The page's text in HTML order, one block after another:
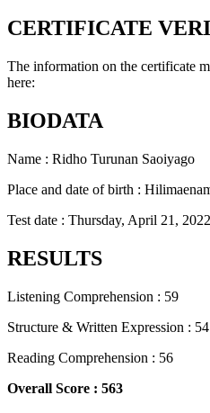
CERTIFICATE
The information on the certificate
here:
BIODATA
Name : Ridho Turunan Saoiyago
Place and date of birth :
Test date : Thursday, April 21, 2022
RESULTS
Listening Comprehension : 59
Structure & Written Expression : 54
Reading Comprehension : 56
Overall Score : 563